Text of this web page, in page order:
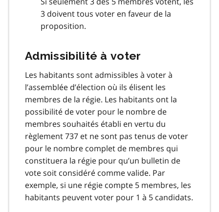
3 doivent tous voter en faveur de la
proposition.
Admissibilité à voter
Les habitants sont admissibles à voter à
l’assemblée d’élection où ils élisent les
membres de la régie. Les habitants ont la
possibilité de voter pour le nombre de
membres souhaités établi en vertu du
règlement 737 et ne sont pas tenus de voter
pour le nombre complet de membres qui
constituera la régie pour qu’un bulletin de
vote soit considéré comme valide. Par
exemple, si une régie compte 5 membres, les
habitants peuvent voter pour 1 à 5 candidats.